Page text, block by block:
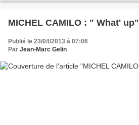
MICHEL CAMILO : " What' up"
Publié le 23/04/2013 à 07:06
Par Jean-Marc Gelin